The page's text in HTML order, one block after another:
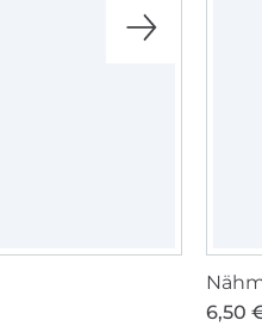
6,50